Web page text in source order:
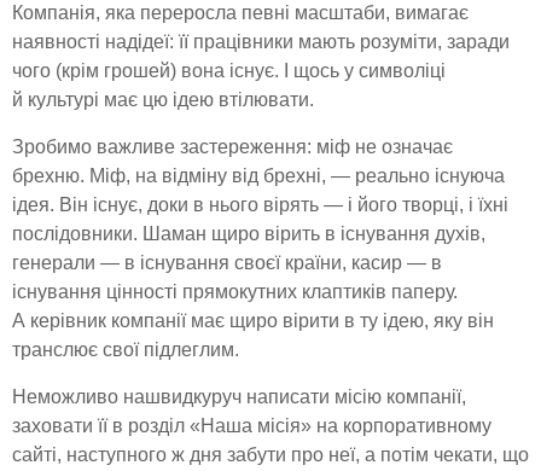
Компанія, яка переросла певні масштаби, вимагає
наявності надідеї: її працівники мають розуміти, заради
чого (крім грошей) вона існує. І щось у символіці
й культурі має цю ідею втілювати.
Зробимо важливе застереження: міф не означає
брехню. Міф, на відміну від брехні, — реально існуюча
ідея. Він існує, доки в нього вірять — і його творці, і їхні
послідовники. Шаман щиро вірить в існування духів,
генерали — в існування своєї країни, касир — в
існування цінності прямокутних клаптиків паперу.
А керівник компанії має щиро вірити в ту ідею, яку він
транслює свої підлеглим.
Неможливо нашвидкуруч написати місію компанії,
заховати її в розділ «Наша місія» на корпоративному
сайті, наступного ж дня забути про неї, а потім чекати, що